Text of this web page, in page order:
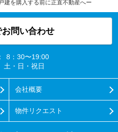
建を購入する前に正直不動産へー
お問い合わせ
8：30〜19:00
土・日・祝日
会社概要
物件リクエスト